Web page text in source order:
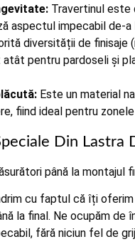
Travertinul este
aspectul impecabil de-a
diversității de finisaje
pentru pardoseli și
Este un material
fiind ideal pentru
Din Lastra
până la montajul
cu faptul că îți oferim
la final. Ne ocupăm
fără niciun fel de